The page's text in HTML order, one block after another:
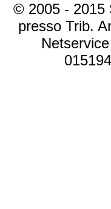
© 2005 - 2015
presso Trib.